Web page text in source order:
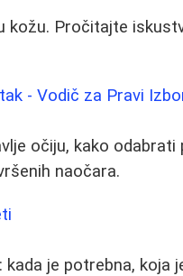
kožu. Pročitajte
- Vodič za Pravi
očiju, kako odabrati
naočara.
je potrebna, koja